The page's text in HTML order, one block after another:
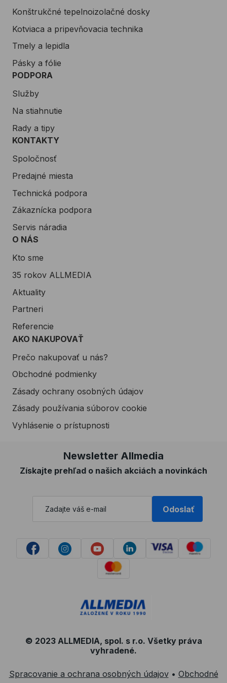
Konštrukčné tepelnoizolačné dosky
Kotviaca a pripevňovacia technika
Tmely a lepidla
Pásky a fólie
PODPORA
Služby
Na stiahnutie
Rady a tipy
KONTAKTY
Spoločnosť
Predajné miesta
Technická podpora
Zákaznícka podpora
Servis náradia
O NÁS
Kto sme
35 rokov ALLMEDIA
Aktuality
Partneri
Referencie
AKO NAKUPOVAŤ
Prečo nakupovať u nás?
Obchodné podmienky
Zásady ochrany osobných údajov
Zásady používania súborov cookie
Vyhlásenie o prístupnosti
Newsletter Allmedia
Získajte prehľad o našich akciách a novinkách
Odoslať
© 2023 ALLMEDIA, spol. s r.o. Všetky práva
vyhradené.
Spracovanie a ochrana osobných údajov• Obchodné